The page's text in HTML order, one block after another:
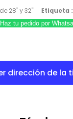
28" y 32" Etiqueta :
Haz tu pedido por
dirección de la